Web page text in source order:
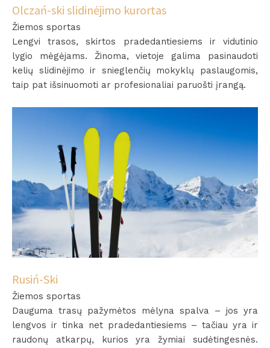
Olczań-ski slidinėjimo kurortas
Žiemos sportas
Lengvi trasos, skirtos pradedantiesiems ir vidutinio
lygio mėgėjams. Žinoma, vietoje galima pasinaudoti
kelių slidinėjimo ir snieglenčių mokyklų paslaugomis,
taip pat išsinuomoti ar profesionaliai paruošti įrangą.
Rusiń-Ski
Žiemos sportas
Dauguma trasų pažymėtos mėlyna spalva – jos yra
lengvos ir tinka net pradedantiesiems – tačiau yra ir
raudonų atkarpų, kurios yra žymiai sudėtingesnės.